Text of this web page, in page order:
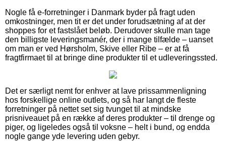
Nogle få e-forretninger i Danmark byder på fragt uden
omkostninger, men tit er det under forudsætning af at der
shoppes for et fastslået beløb. Derudover skulle man tage
den billigste leveringsmanér, der i mange tilfælde – uanset
om man er ved Hørsholm, Skive eller Ribe – er at få
fragtfirmaet til at bringe dine produkter til et udleveringssted.
Det er særligt nemt for enhver at lave prissammenligning
hos forskellige online outlets, og så har langt de fleste
forretninger på nettet set sig tvunget til at mindske
prisniveauet på en række af deres produkter – til drenge og
piger, og ligeledes også til voksne – helt i bund, og endda
nogle gange yde levering uden gebyr.